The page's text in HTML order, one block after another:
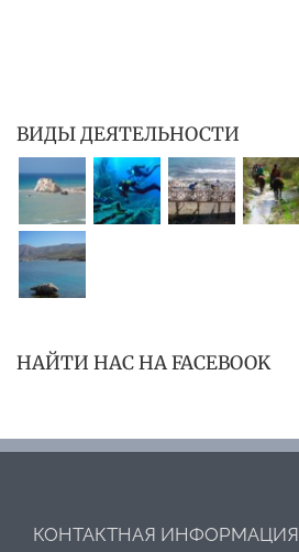
ВИДЫ ДЕЯТЕЛЬНОСТИ
НАЙТИ НАС НА FACEBOOK
КОНТАКТНАЯ ИНФОРМАЦИЯ